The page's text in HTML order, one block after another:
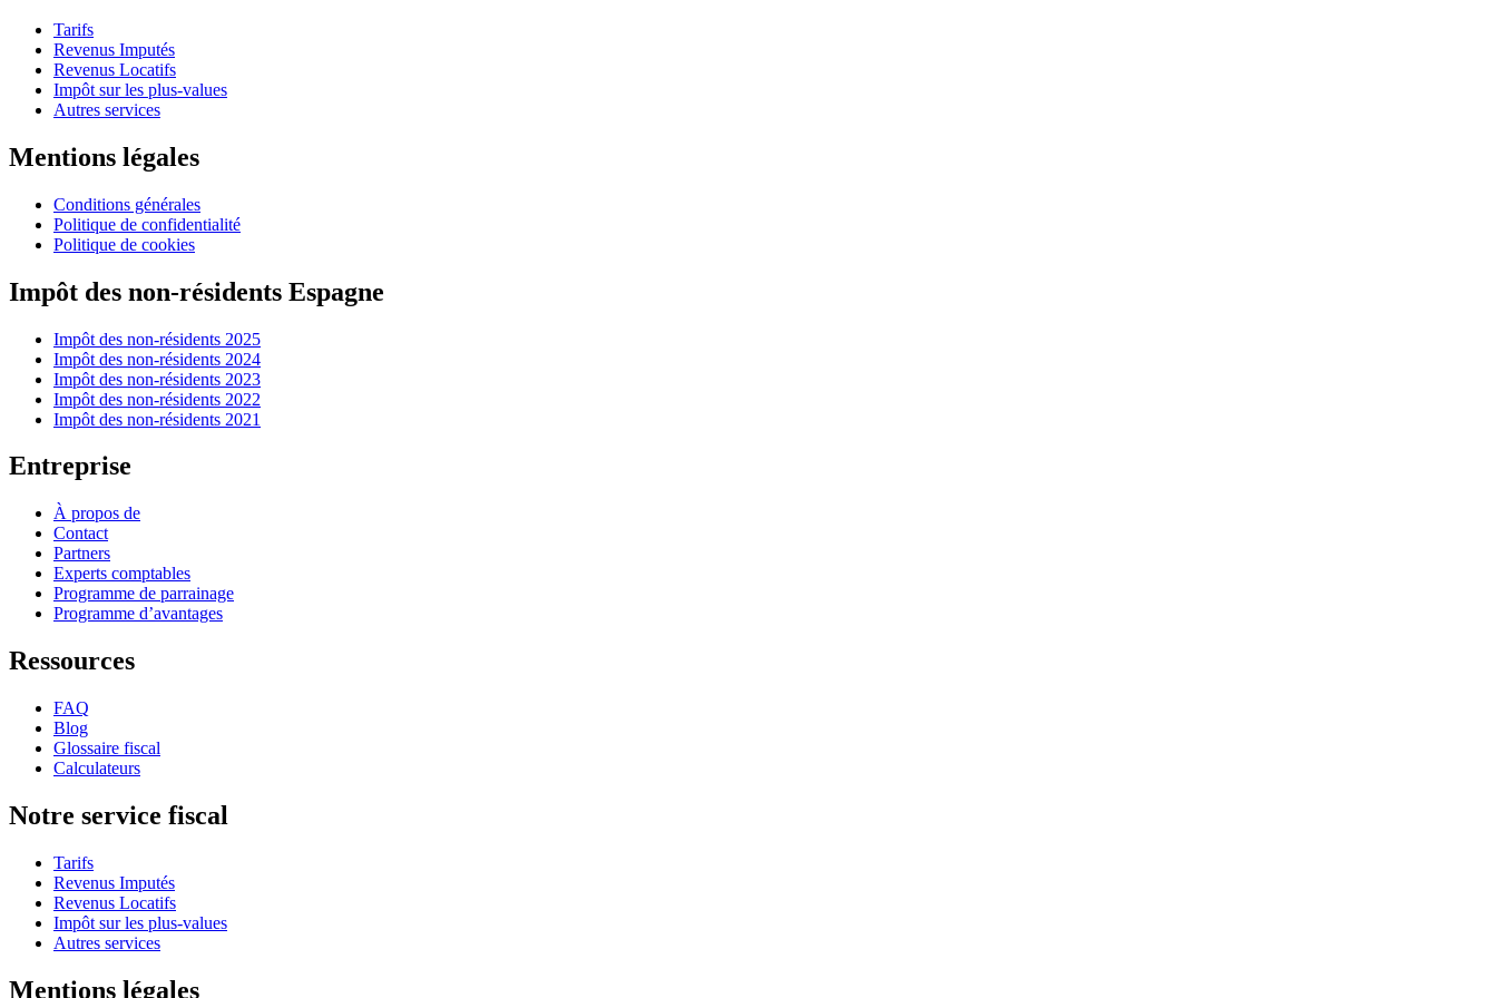
Tarifs
Revenus Imputés
Revenus Locatifs
Impôt sur les plus-values
Autres services
Mentions légales
Conditions générales
Politique de confidentialité
Politique de cookies
Impôt des non-résidents Espagne
Impôt des non-résidents 2025
Impôt des non-résidents 2024
Impôt des non-résidents 2023
Impôt des non-résidents 2022
Impôt des non-résidents 2021
Entreprise
À propos de
Contact
Partners
Experts comptables
Programme de parrainage
Programme d’avantages
Ressources
FAQ
Blog
Glossaire fiscal
Calculateurs
Notre service fiscal
Tarifs
Revenus Imputés
Revenus Locatifs
Impôt sur les plus-values
Autres services
Mentions légales